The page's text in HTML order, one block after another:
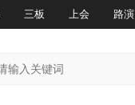
三板 上会 路演